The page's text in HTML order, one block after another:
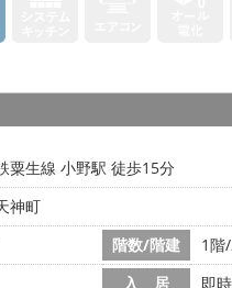
粟生線 小野駅 徒歩15分
神町
階数/階建 1階
入 居 即時